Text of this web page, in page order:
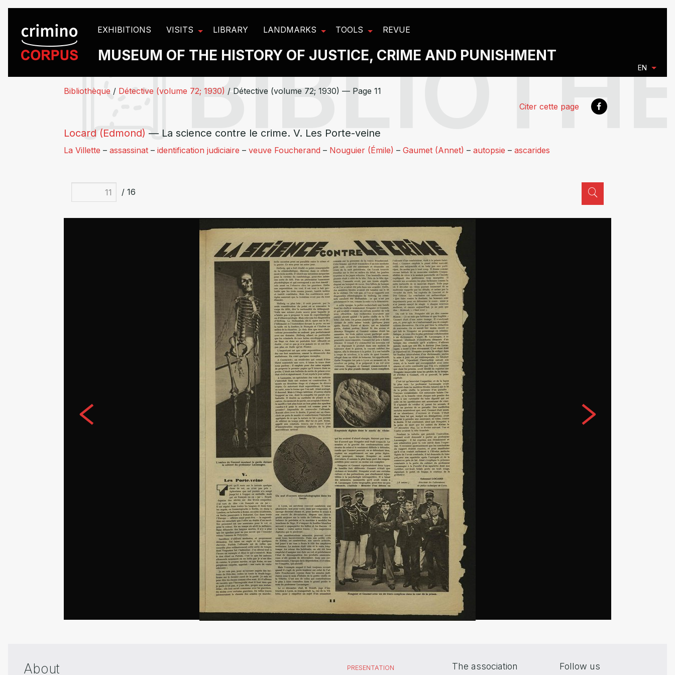
EXHIBITIONS VISITS LIBRARY LANDMARKS TOOLS REVUE
MUSEUM OF THE HISTORY OF JUSTICE, CRIME AND PUNISHMENT
EN
Bibliothèque / Détective (volume 72; 1930) / Détective (volume 72; 1930) — Page 11
Citer cette page
Locard (Edmond) — La science contre le crime. V. Les Porte-veine
La Villette – assassinat– identification judiciaire – veuve Foucherand – Nouguier (Émile) – Gaumet (Annet) – autopsie – ascarides
/ 16
About PRESENTATION The association Follow us
Cookies management panel